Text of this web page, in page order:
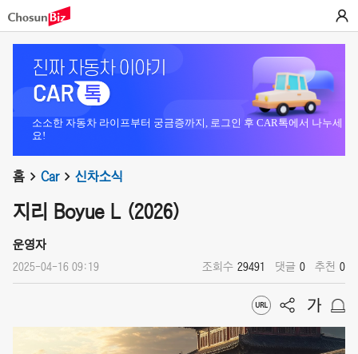
소소한 자동차 라이프부터 궁금증까지, 로그인 후 CAR톡에서 나누세
요!
홈 Car 신차소식
지리 Boyue L (2026)
운영자
2025-04-16 09:19 조회수 29491 댓글 0 추천 0